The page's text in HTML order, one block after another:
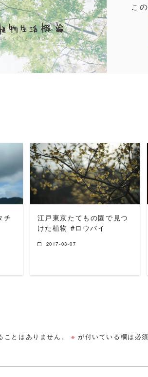
こ
チ
READ MORE
江戸東京たてもの園で見つ
けた植物 #ロウバイ
2017-03-07
とはありません。 ※ が付いている欄は必